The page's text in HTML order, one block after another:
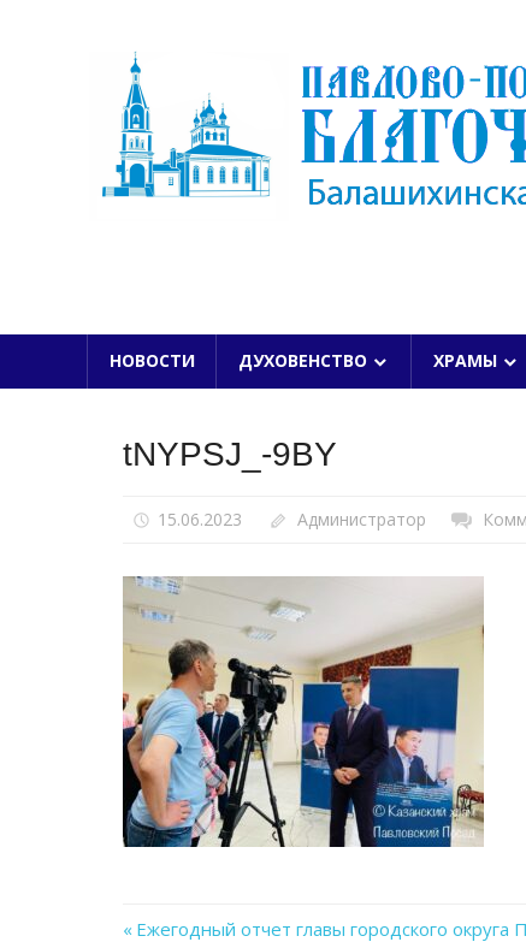
НОВОСТИ ДУХОВЕНСТВО ХРАМЫ
tNYPSJ_-9BY
15.06.2023 Администратор
Previous
Ежегодный отчет главы городского округа